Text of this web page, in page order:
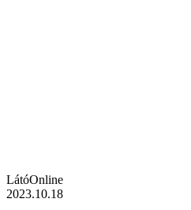
LátóOnline
2023.10.18